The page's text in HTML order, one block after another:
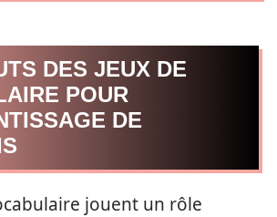
DES JEUX DE
POUR
DE
jouent un rôle